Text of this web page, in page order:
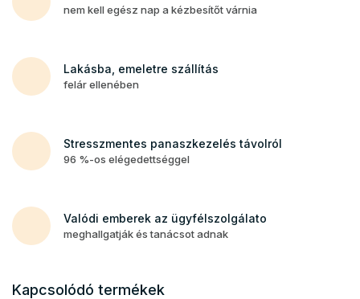
nem kell egész nap a kézbesítőt várnia
Lakásba, emeletre szállítás
felár ellenében
Stresszmentes panaszkezelés távolról
96 %-os elégedettséggel
Valódi emberek az ügyfélszolgálato
meghallgatják és tanácsot adnak
Kapcsolódó termékek